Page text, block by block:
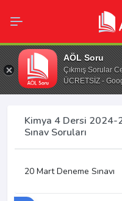
AÖL Soru
Çıkmış Sorular
ÜCRETSİZ -
Kimya 4 Dersi 2024-
Sınav Soruları
20 Mart Deneme Sınavı